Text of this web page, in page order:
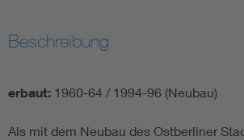
Beschreibung
erbaut: 1960-64 / 1994-96 (Neubau)
Als mit dem Neubau des Ostberliner